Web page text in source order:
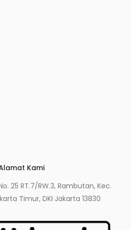
Kami
25 RT.7/RW.3, Rambutan, Kec.
Timur, DKI Jakarta 13830